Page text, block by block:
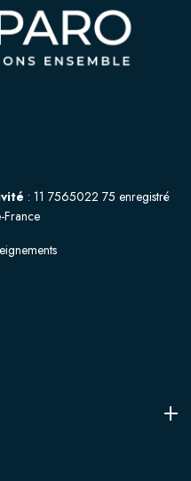
: 11 7565022 75 enregistré
France